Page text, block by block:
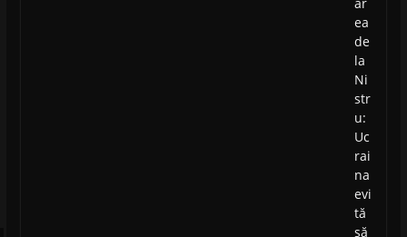
ea
de
la
Ni
str
u:
Uc
rai
na
evi
tă
să